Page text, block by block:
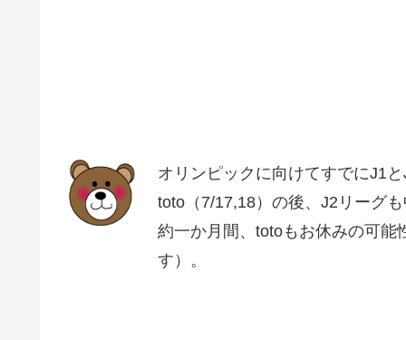
オリンピックに向けてすでにJ1
toto（7/17,18）の後、J2リーグ
約一か月間、totoもお休みの可
す）。